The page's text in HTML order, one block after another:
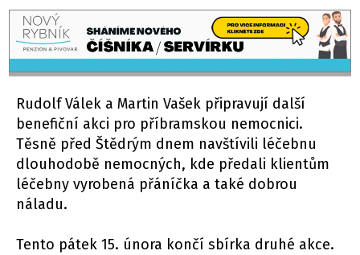
Rudolf Válek a Martin Vašek připravují další
benefiční akci pro příbramskou nemocnici.
Těsně před Štědrým dnem navštívili léčebnu
dlouhodobě nemocných, kde předali klientům
léčebny vyrobená přáníčka a také dobrou
náladu.
Tento pátek 15. února končí sbírka druhé akce.